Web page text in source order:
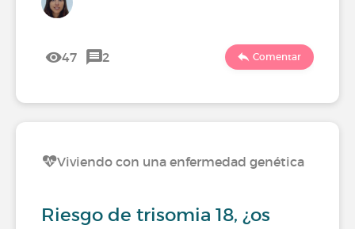
47 2 Comentar
Viviendo con una enfermedad genética
Riesgo de trisomia 18, ¿os